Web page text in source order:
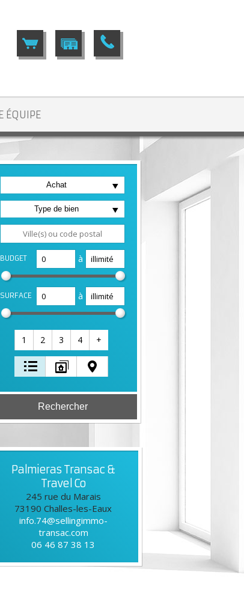
ÉQUIPE
Achat
Type de bien
BUDGET à
SURFACE à
1 2 3 4 +
Palmieras Transac &
Travel Co
245 rue du Marais
73190 Challes-les-Eaux
info.74@sellingimmo-
transac.com
06 46 87 38 13